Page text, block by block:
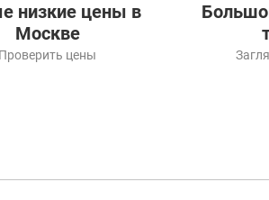
низкие цены в
Москве
цены